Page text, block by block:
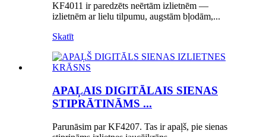
KF4011 ir paredzēts neērtām izlietnēm —
izlietnēm ar lielu tilpumu, augstām bļodām,...
Skatīt
APAĻAIS DIGITĀLAIS SIENAS
STIPRĀTINĀMS ...
Parunāsim par KF4207. Tas ir apaļš, pie sienas